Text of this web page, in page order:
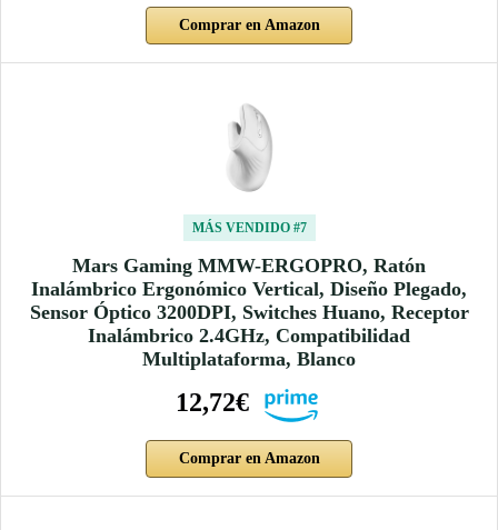
Comprar en Amazon
MÁS VENDIDO #7
Mars Gaming MMW-ERGOPRO, Ratón
Inalámbrico Ergonómico Vertical, Diseño Plegado,
Sensor Óptico 3200DPI, Switches Huano, Receptor
Inalámbrico 2.4GHz, Compatibilidad
Multiplataforma, Blanco
12,72€
Comprar en Amazon